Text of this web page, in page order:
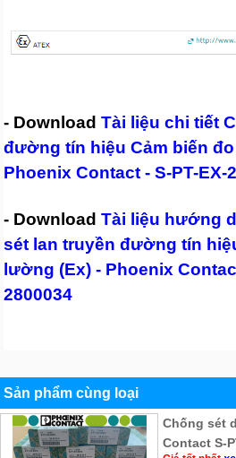
- DownloadTài liệu chi tiết
đường tín hiệu Cảm biến
Phoenix Contact - S-PT-EX-
- DownloadTài liệu hướng
sét lan truyền đường tín
lường (Ex) - Phoenix
2800034
Sản phẩm cùng loại
Chống sét
Contact S-